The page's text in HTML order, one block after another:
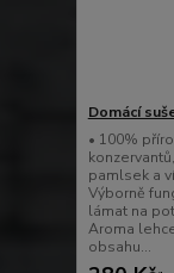
Domácí
• 100%
pamlsek a
Výborně
lámat na
Aroma
obsahu...